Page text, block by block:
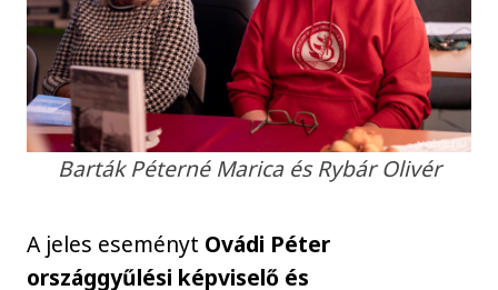
Barták Péterné Marica és Rybár Olivér
A jeles eseményt Ovádi Péter
országgyűlési képviselő és